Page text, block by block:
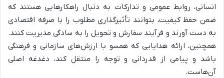
انسانی، روابط عمومی و تدارکات به دنبال راهکارهایی هستند که
ضمن حفظ کیفیت، بتوانند تأثیرگذاری مطلوب را با صرفه اقتصادی
به دست آورند و فرآیند سفارش و تحویل را به سادگی مدیریت کنند.
همچنین، ارائه هدایایی که همسو با ارزش‌های سازمانی و فرهنگی
باشد و پیامی از قدردانی و توجه را منتقل کند، دغدغه اصلی
آن‌هاست.